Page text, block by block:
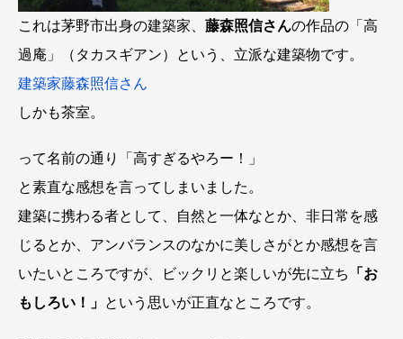
これは茅野市出身の建築家、 藤森照信さんの作品の「高
過庵」（タカスギアン）という、立派な建築物です。
建築家藤森照信さん
しかも茶室。
って名前の通り「高すぎるやろー！」
と素直な感想を言ってしまいました。
建築に携わる者として、自然と一体なとか、非日常を感
じるとか、アンバランスのなかに美しさがとか感想を言
いたいところですが、ビックリと楽しいが先に立ち
「お
もしろい！」 という思いが正直なところです。